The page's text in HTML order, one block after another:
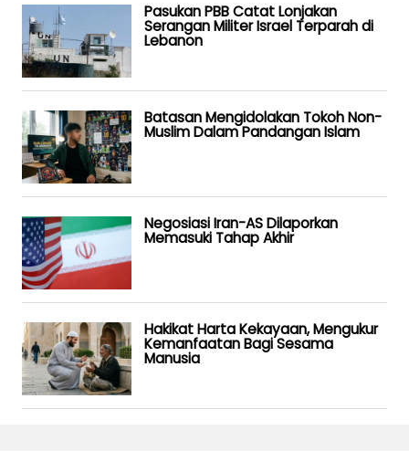
Pasukan PBB Catat Lonjakan
Serangan Militer Israel Terparah di
Lebanon
Batasan Mengidolakan Tokoh Non-
Muslim Dalam Pandangan Islam
Negosiasi Iran-AS Dilaporkan
Memasuki Tahap Akhir
Hakikat Harta Kekayaan, Mengukur
Kemanfaatan Bagi Sesama
Manusia